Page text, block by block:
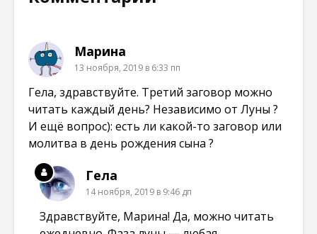
Марина
13 ноября, 2019 в 6:33 пп
Гела, здравствуйте. Третий заговор можно
читать каждый день? Независимо от Луны ?
И ещё вопрос): есть ли какой-то заговор или
молитва в день рождения сына ?
Гела
14 ноября, 2019 в 9:46 дп
Здравствуйте, Марина! Да, можно читать